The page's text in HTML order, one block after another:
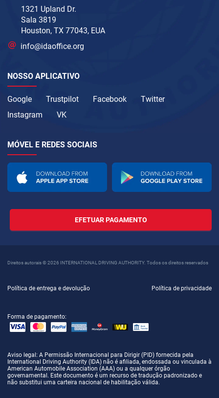
1321 Upland Dr.
Sala 3819
Houston, TX 77043, EUA
info@idaoffice.org
NOSSO APLICATIVO
Google Trustpilot Facebook
Twitter
Instagram
VK
MÓVEL E REDES SOCIAIS
EFETUAR PAGAMENTO
Direitos autorais © 2026 INTERNATIONAL DRIVING AUTHORITY. Todos os direitos reservados
Política de entrega e devolução Política de privacidade
Forma de pagamento:
Aviso legal : A Permissão Internacional para Dirigir (PID) fornecida pela
International Driving Authority (IDA) não é afiliada, endossada ou vinculada à
American Automobile Association (AAA) ou a qualquer órgão
governamental. Este documento é um recurso de tradução padronizado e
não substitui uma carteira nacional de habilitação válida.